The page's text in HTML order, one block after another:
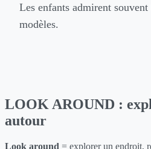
Les enfants admirent
modèles.
LOOK AROUND :
autour
Look around = explorer un endroit,